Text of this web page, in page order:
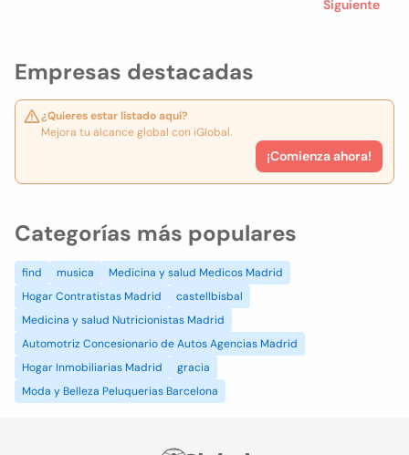
Empresas destacadas
¿Quieres estar listado aquí?
Mejora tu alcance global con iGlobal.
¡Comienza ahora!
Siguiente
Categorías más populares
find musica
Medicina y salud Medicos Madrid
Hogar Contratistas Madrid
castellbisbal
Medicina y salud Nutricionistas Madrid
Automotriz Concesionario de Autos Agencias Madrid
Hogar Inmobiliarias Madrid
gracia
Moda y Belleza Peluquerias Barcelona